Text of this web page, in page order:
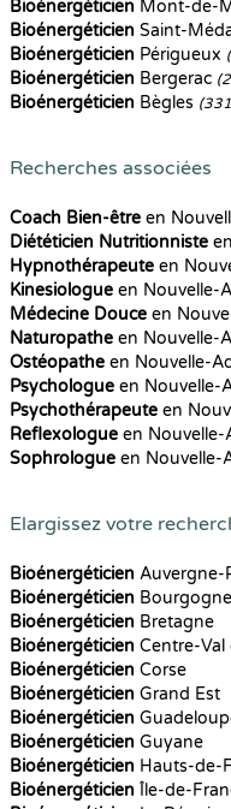
Bioénergéticien Mont-de-
Bioénergéticien Saint-
Bioénergéticien Périgueux
Bioénergéticien Bergerac
Bioénergéticien Bègles
Recherches associées
Coach Bien-être en
Diététicien Nutritionniste
Hypnothérapeute en
Kinesiologue en Nouvelle-
Médecine Douce en
Naturopathe en Nouvelle-
Ostéopathe en Nouvelle-
Psychologue en Nouvelle-
Psychothérapeute en
Reflexologue en Nouvelle-
Sophrologue en Nouvelle-
Elargissez votre
Bioénergéticien Auvergne-
Bioénergéticien
Bioénergéticien Bretagne
Bioénergéticien Centre-Val
Bioénergéticien Corse
Bioénergéticien Grand Est
Bioénergéticien
Bioénergéticien Guyane
Bioénergéticien Hauts-de-
Bioénergéticien Île-de-